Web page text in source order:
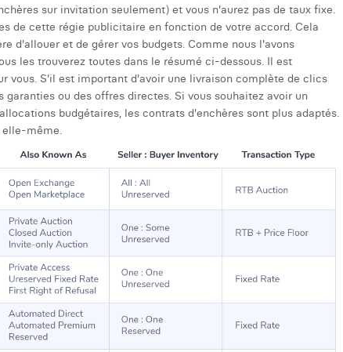
sur invitation seulement) et vous n'aurez pas de taux fixe.
de cette régie publicitaire en fonction de votre accord. Cela
d'allouer et de gérer vos budgets. Comme nous l'avons
les trouverez toutes dans le résumé ci-dessous. Il est
vous. S'il est important d'avoir une livraison complète de clics
ou des offres directes. Si vous souhaitez avoir un
budgétaires, les contrats d'enchères sont plus adaptés.
même.